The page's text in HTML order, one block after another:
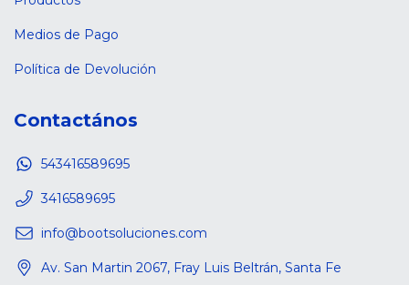
Medios de Pago
Política de Devolución
Contactános
543416589695
3416589695
info@bootsoluciones.com
Av. San Martin 2067, Fray Luis Beltrán, Santa Fe